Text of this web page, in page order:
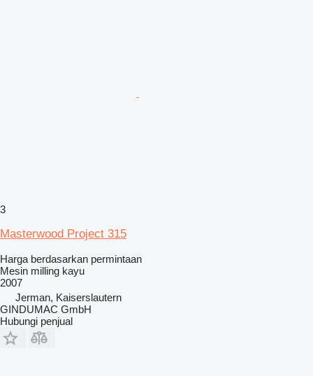
3
Masterwood Project 315
Harga berdasarkan permintaan
Mesin milling kayu
2007
Jerman, Kaiserslautern
GINDUMAC GmbH
Hubungi penjual